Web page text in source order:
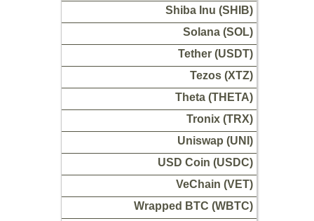
Shiba Inu (SHIB)
Solana (SOL)
Tether (USDT)
Tezos (XTZ)
Theta (THETA)
Tronix (TRX)
Uniswap (UNI)
USD Coin (USDC)
VeChain (VET)
Wrapped BTC (WBTC)